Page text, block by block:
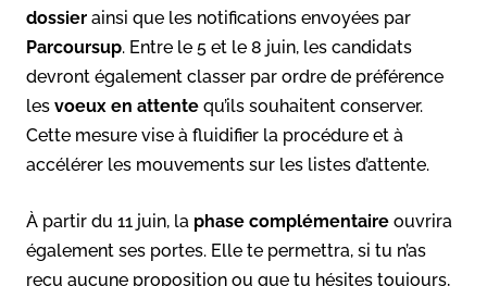
dossier ainsi que les notifications envoyées par
Parcoursup. Entre le 5 et le 8 juin, les candidats
devront également classer par ordre de préférence
les voeux en attente qu’ils souhaitent conserver.
Cette mesure vise à fluidifier la procédure et à
accélérer les mouvements sur les listes d’attente.
À partir du 11 juin, la phase complémentaire ouvrira
également ses portes. Elle te permettra, si tu n’as
reçu aucune proposition ou que tu hésites toujours,